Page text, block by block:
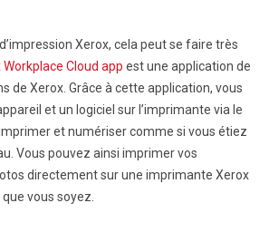
Xerox, cela peut se faire très
Workplace Cloud app est une application de
de Xerox. Grâce à cette application, vous
et un logiciel sur l’imprimante via le
et numériser comme si vous étiez
Vous pouvez ainsi imprimer vos
directement sur une imprimante Xerox
vous soyez.